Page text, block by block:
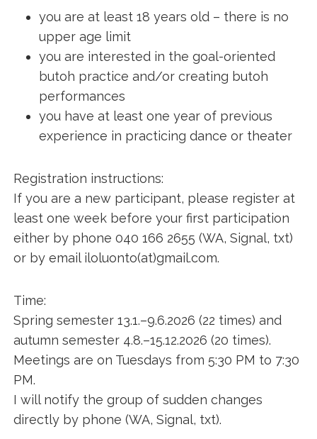
you are at least 18 years old – there is no
upper age limit
you are interested in the goal-oriented
butoh practice and/or creating butoh
performances
you have at least one year of previous
experience in practicing dance or theater
Registration instructions:
If you are a new participant, please register at
least one week before your first participation
either by phone 040 166 2655 (WA, Signal, txt)
or by email iloluonto(at)gmail.com.
Time:
Spring semester 13.1.–9.6.2026 (22 times) and
autumn semester 4.8.–15.12.2026 (20 times).
Meetings are on Tuesdays from 5:30 PM to 7:30
PM.
I will notify the group of sudden changes
directly by phone (WA, Signal, txt).